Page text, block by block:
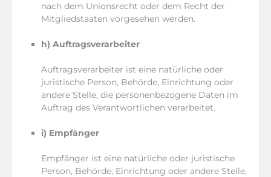
nach dem Unionsrecht oder dem Recht der
Mitgliedstaaten vorgesehen werden.
h) Auftragsverarbeiter
Auftragsverarbeiter ist eine natürliche oder
juristische Person, Behörde, Einrichtung oder
andere Stelle, die personenbezogene Daten im
Auftrag des Verantwortlichen verarbeitet.
i) Empfänger
Empfänger ist eine natürliche oder juristische
Person, Behörde, Einrichtung oder andere Stelle,